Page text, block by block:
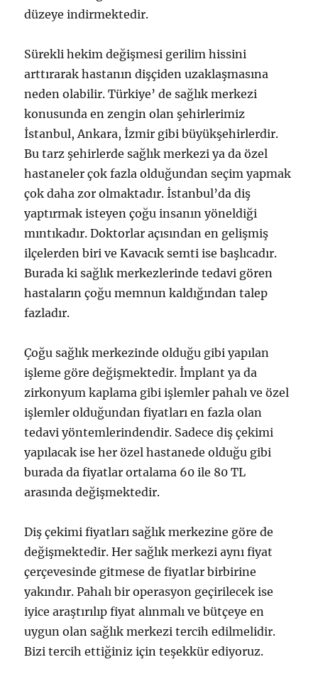
düzeye indirmektedir.
Sürekli hekim değişmesi gerilim hissini
arttırarak hastanın dişçiden uzaklaşmasına
neden olabilir. Türkiye’ de sağlık merkezi
konusunda en zengin olan şehirlerimiz
İstanbul, Ankara, İzmir gibi büyükşehirlerdir.
Bu tarz şehirlerde sağlık merkezi ya da özel
hastaneler çok fazla olduğundan seçim yapmak
çok daha zor olmaktadır. İstanbul’da diş
yaptırmak isteyen çoğu insanın yöneldiği
mıntıkadır. Doktorlar açısından en gelişmiş
ilçelerden biri ve Kavacık semti ise başlıcadır.
Burada ki sağlık merkezlerinde tedavi gören
hastaların çoğu memnun kaldığından talep
fazladır.
Çoğu sağlık merkezinde olduğu gibi yapılan
işleme göre değişmektedir. İmplant ya da
zirkonyum kaplama gibi işlemler pahalı ve özel
işlemler olduğundan fiyatları en fazla olan
tedavi yöntemlerindendir. Sadece diş çekimi
yapılacak ise her özel hastanede olduğu gibi
burada da fiyatlar ortalama 60 ile 80 TL
arasında değişmektedir.
Diş çekimi fiyatları sağlık merkezine göre de
değişmektedir. Her sağlık merkezi aynı fiyat
çerçevesinde gitmese de fiyatlar birbirine
yakındır. Pahalı bir operasyon geçirilecek ise
iyice araştırılıp fiyat alınmalı ve bütçeye en
uygun olan sağlık merkezi tercih edilmelidir.
Bizi tercih ettiğiniz için teşekkür ediyoruz.